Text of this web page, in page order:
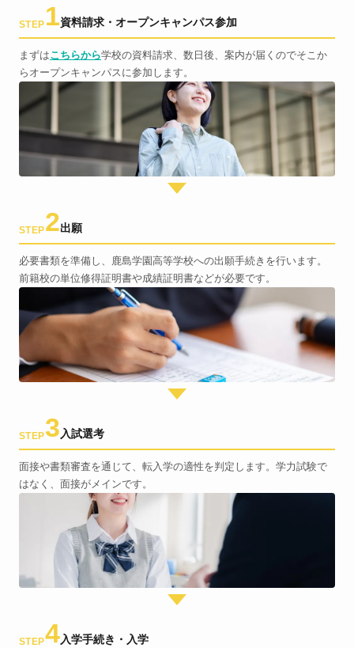
STEP 1資料請求・オープンキャンパス参加
まずはこちらから学校の資料請求、数日後、案内が届くのでそこか
らオープンキャンパスに参加します。
STEP2出願
必要書類を準備し、鹿島学園高等学校への出願手続きを行います。
前籍校の単位修得証明書や成績証明書などが必要です。
STEP3 入試選考
面接や書類審査を通じて、転入学の適性を判定します。学力試験で
はなく、面接がメインです。
STEP4入学手続き・入学